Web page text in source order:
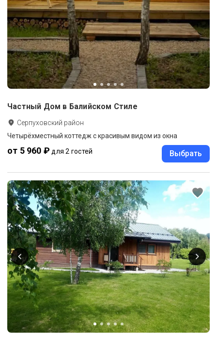
Частный Дом в Балийском Стиле
Серпуховский район
Четырёхместный коттедж с красивым видом из окна
от 5 960 ₽ для 2 гостей Выбрать